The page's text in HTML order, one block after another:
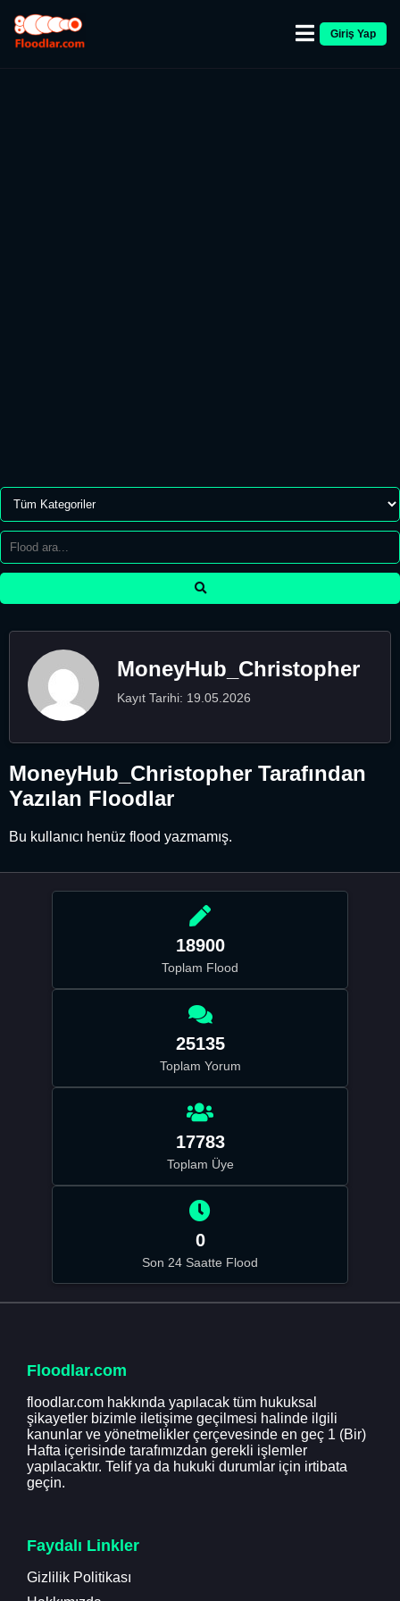
Giriş Yap
MoneyHub_Christopher
Kayıt Tarihi: 19.05.2026
MoneyHub_Christopher Tarafından
Yazılan Floodlar
Bu kullanıcı henüz flood yazmamış.
18900
Toplam Flood
25135
Toplam Yorum
17783
Toplam Üye
0
Son 24 Saatte Flood
Floodlar.com
floodlar.com hakkında yapılacak tüm hukuksal
şikayetler bizimle iletişime geçilmesi halinde ilgili
kanunlar ve yönetmelikler çerçevesinde en geç 1 (Bir)
Hafta içerisinde tarafımızdan gerekli işlemler
yapılacaktır. Telif ya da hukuki durumlar için irtibata
geçin.
Faydalı Linkler
Gizlilik Politikası